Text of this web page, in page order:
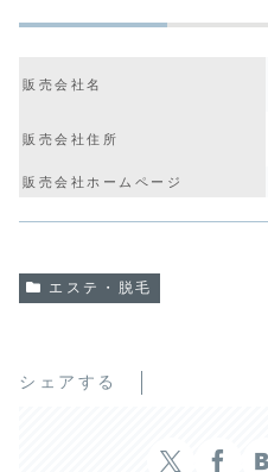
販売会社名
販売会社住所
販売会社ホームページ
エステ・脱毛
シェアする